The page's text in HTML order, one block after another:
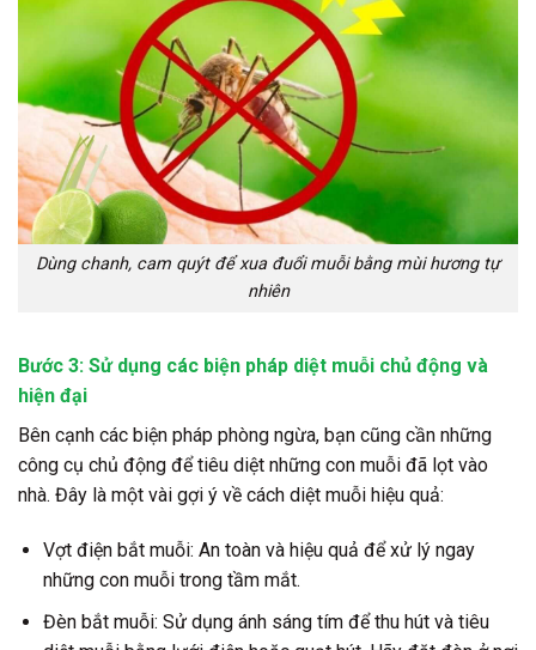
Dùng chanh, cam quýt để xua đuổi muỗi bằng mùi hương tự
nhiên
Bước 3: Sử dụng các biện pháp diệt muỗi chủ động và
hiện đại
Bên cạnh các biện pháp phòng ngừa, bạn cũng cần những
công cụ chủ động để tiêu diệt những con muỗi đã lọt vào
nhà. Đây là một vài gợi ý về cách diệt muỗi hiệu quả:
Vợt điện bắt muỗi: An toàn và hiệu quả để xử lý ngay
những con muỗi trong tầm mắt.
Đèn bắt muỗi: Sử dụng ánh sáng tím để thu hút và tiêu